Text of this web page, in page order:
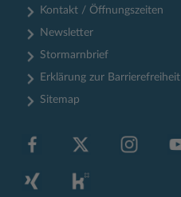
Kontakt / Öffnungszeiten
Newsletter
Stormarnbrief
Erklärung zur Barrierefreiheit
Sitemap